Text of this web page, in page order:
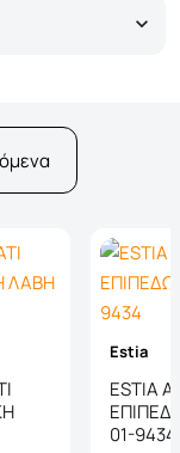
Estia
ESTIA
01-9434